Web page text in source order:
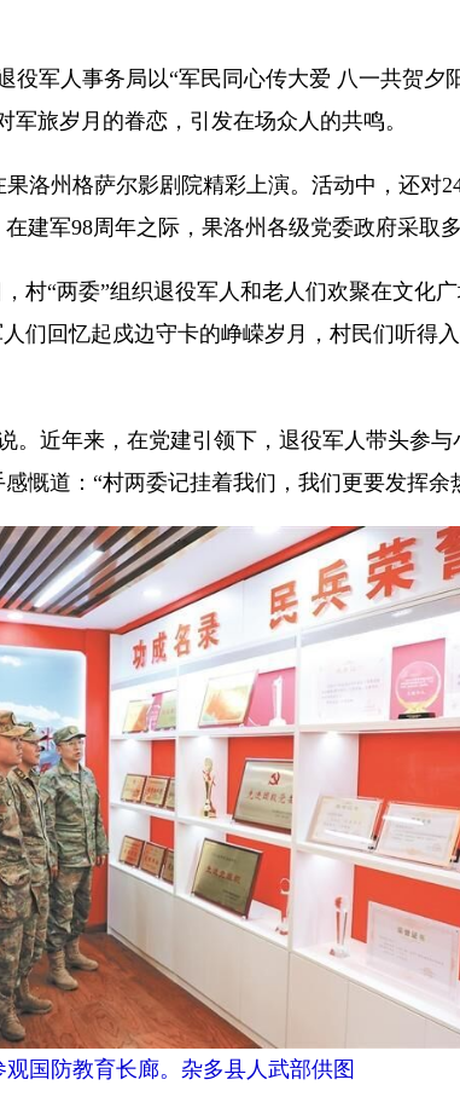
人事务局以“军民同心传大爱 八一共贺夕
旅岁月的眷恋，引发在场众人的共鸣。
州格萨尔影剧院精彩上演。活动中，还对
军98周年之际，果洛州各级党委政府采取
“两委”组织退役军人和老人们欢聚在文化
们回忆起戍边守卡的峥嵘岁月，村民们听得
近年来，在党建引领下，退役军人带头参
慨道：“村两委记挂着我们，我们更要发挥
国防教育长廊。杂多县人武部供图